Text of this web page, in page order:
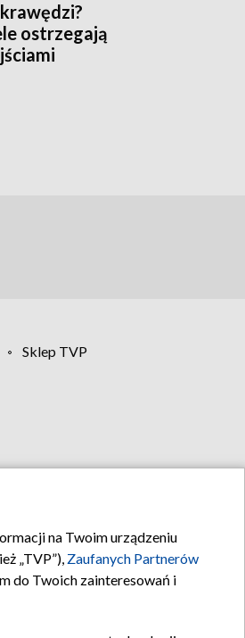
ostrzegają
Sklep TVP
na Twoim urządzeniu
„TVP”), Zaufanych Partnerów
do Twoich zainteresowań i